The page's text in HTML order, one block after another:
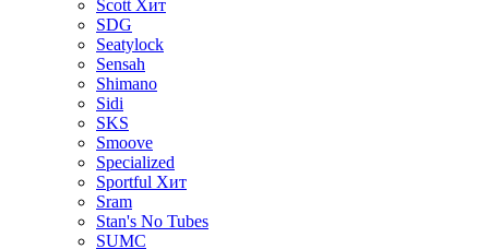
Scott Хит
SDG
Seatylock
Sensah
Shimano
Sidi
SKS
Smoove
Specialized
Sportful Хит
Sram
Stan's No Tubes
SUMC